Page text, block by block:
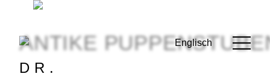
ANTIKE
DR.
Englisch